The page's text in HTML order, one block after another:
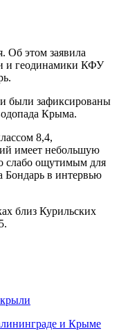
Об этом заявила
и геодинамики КФУ
были зафиксированы
Крыма.
8,4,
имеет небольшую
слабо ощутимым для
Бондарь в интервью
близ Курильских
и Крыме